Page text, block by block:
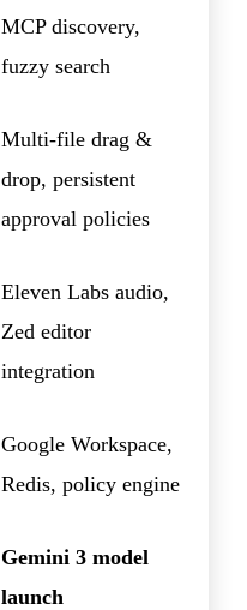
MCP discovery,
fuzzy search
Multi-file drag &
drop, persistent
approval policies
Eleven Labs audio,
Zed editor
integration
Google Workspace,
Redis, policy engine
Gemini 3 model
launch